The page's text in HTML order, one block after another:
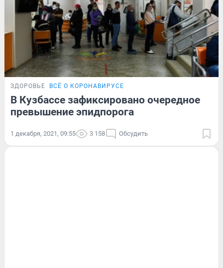
ЗДОРОВЬЕ ВСЁ О КОРОНАВИРУСЕ
В Кузбассе зафиксировано очередное
превышение эпидпорога
1 декабря, 2021, 09:55 3 158 Обсудить